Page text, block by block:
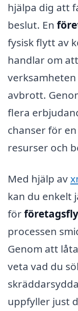
hjälpa dig att
beslut. En
fysisk flytt av
handlar om
avbrott.
flera
chanser för
resurser och
Med hjälp av
kan du enkelt
för
processen
Genom att
veta vad du
uppfyller just